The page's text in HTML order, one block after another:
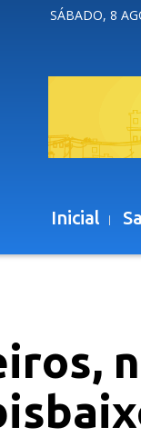
SÁBADO, 8
Inicial